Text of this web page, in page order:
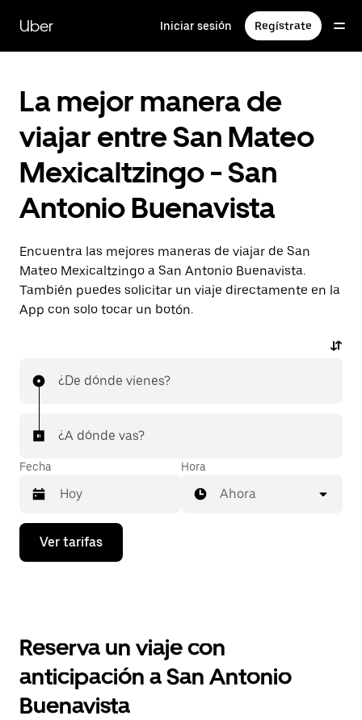
contenido
principal
Uber Iniciar sesión Regístrate
La mejor manera de
viajar entre San Mateo
Mexicaltzingo - San
Antonio Buenavista
Encuentra las mejores maneras de viajar de San
Mateo Mexicaltzingo a San Antonio Buenavista.
También puedes solicitar un viaje directamente en la
App con solo tocar un botón.
¿De dónde vienes?
¿A dónde vas?
Fecha
Presiona
flecha
el
y
selecciona
una
Hora
Ahora
Ver tarifas
Reserva un viaje con
anticipación a San Antonio
Buenavista